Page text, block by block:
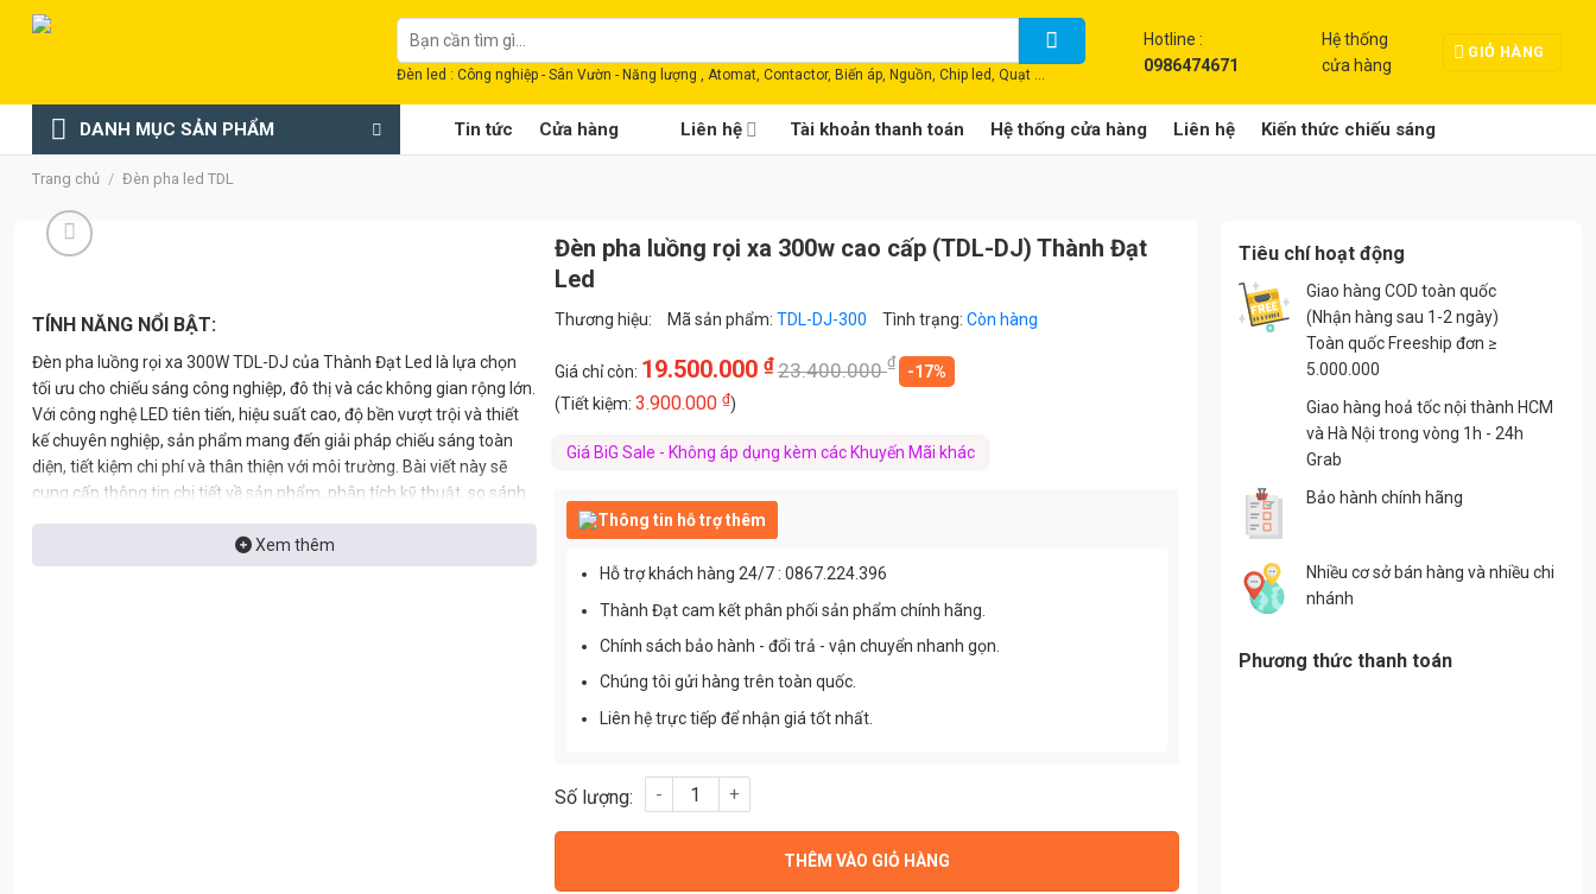
Chuyển
dung
Tìm
kiếm:
Đèn led : Công nghiệp - Sân Vườn - Năng lượng , Atomat, Contactor, Biến áp, Nguồn, Chip led, Quạt ...
Hotline :
0986474671
Hệ thống
cửa hàng
GIỎ HÀNG
DANH MỤC SẢN PHẨM Tin tức Cửa hàng Liên hệ Tài khoản thanh toán Hệ thống cửa hàng Liên hệ Kiến thức chiếu sáng
Trang chủ / Đèn pha led TDL
TÍNH NĂNG NỔI BẬT:
Đèn pha luồng rọi xa 300W TDL-DJ của Thành Đạt Led là lựa chọn
tối ưu cho chiếu sáng công nghiệp, đô thị và các không gian rộng lớn.
Với công nghệ LED tiên tiến, hiệu suất cao, độ bền vượt trội và thiết
kế chuyên nghiệp, sản phẩm mang đến giải pháp chiếu sáng toàn
diện, tiết kiệm chi phí và thân thiện với môi trường. Bài viết này sẽ
cung cấp thông tin chi tiết về sản phẩm, phân tích kỹ thuật, so sánh
Xem thêm
Đèn pha luồng rọi xa 300w cao cấp (TDL-DJ) Thành Đạt
Led
Thương hiệu: Mã sản phẩm: TDL-DJ-300 Tình trạng: Còn hàng
Giá chỉ còn: 19.500.000 ₫23.400.000₫
-17%
(Tiết kiệm: 3.900.000 ₫)
Giá BiG Sale - Không áp dụng kèm các Khuyến Mãi khác
Thông tin hỗ trợ thêm
Hỗ trợ khách hàng 24/7 : 0867.224.396
Thành Đạt cam kết phân phối sản phẩm chính hãng.
Chính sách bảo hành - đổi trả - vận chuyển nhanh gọn.
Chúng tôi gửi hàng trên toàn quốc.
Liên hệ trực tiếp để nhận giá tốt nhất.
Đèn pha luồng rọi xa 300w cao cấp (TDL-DJ) Thành Đạt Led số lượng
THÊM VÀO GIỎ HÀNG
Tiêu chí hoạt động
Giao hàng COD toàn quốc
(Nhận hàng sau 1-2 ngày)
Toàn quốc Freeship đơn ≥
5.000.000
Giao hàng hoả tốc nội thành HCM
và Hà Nội trong vòng 1h - 24h
Grab
Bảo hành chính hãng
Nhiều cơ sở bán hàng và nhiều chi
nhánh
Phương thức thanh toán